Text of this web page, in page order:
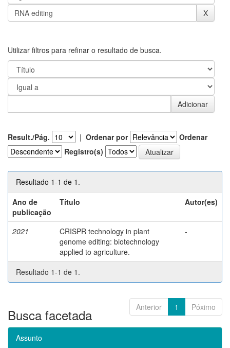
Utilizar filtros para refinar o resultado de busca.
Result./Pág. | Ordenar por
Ordenar
Registro(s)
Resultado 1-1 de 1.
Ano de
publicação
Título Autor(es)
2021
CRISPR technology in plant
genome editing: biotechnology
applied to agriculture.
-
Resultado 1-1 de 1.
Anterior 1 Póximo
Busca facetada
Assunto